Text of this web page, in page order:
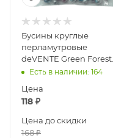
Бусины круглые
перламутровые
deVENTE Green Forest
100шт мятно-розовый
Есть в наличии: 164
Цена
118 ₽
Цена до скидки
168₽